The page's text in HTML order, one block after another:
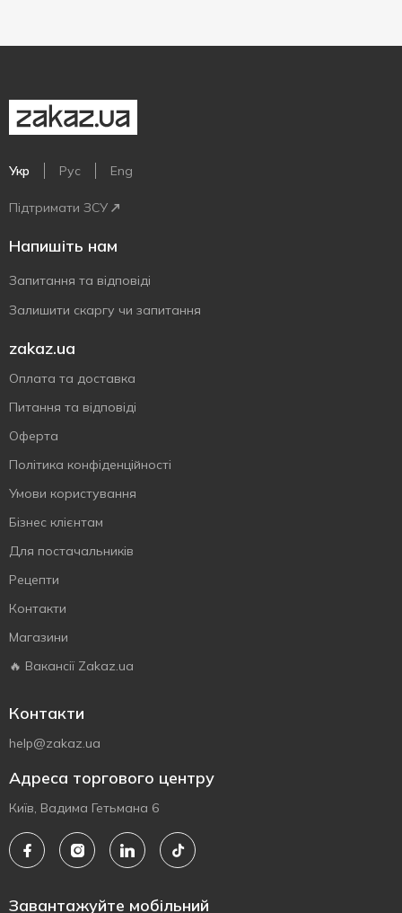
Укр Рус Eng
Підтримати ЗСУ
Напишіть нам
Запитання та відповіді
Залишити скаргу чи запитання
zakaz.ua
Оплата та доставка
Питання та відповіді
Оферта
Політика конфіденційності
Умови користування
Бізнес клієнтам
Для постачальників
Рецепти
Контакти
Магазини
🔥 Вакансії Zakaz.ua
Контакти
help@zakaz.ua
Адреса торгового центру
Київ, Вадима Гетьмана 6
Завантажуйте мобільний